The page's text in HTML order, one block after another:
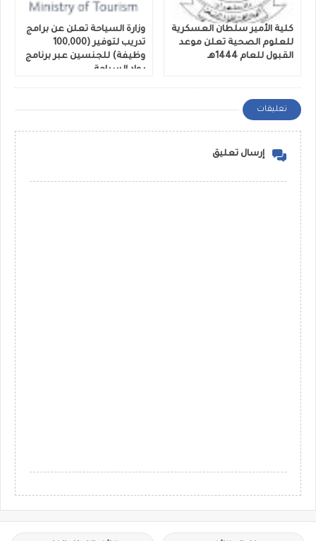
كلية الأمير سلطان العسكرية
للعلوم الصحية تعلن موعد
القبول للعام 1444هـ
وزارة السياحة تعلن عن برامج
تدريب لتوفير (100,000
وظيفة) للجنسين عبر برنامج
رواد السياحة
تعليقات
إرسال تعليق